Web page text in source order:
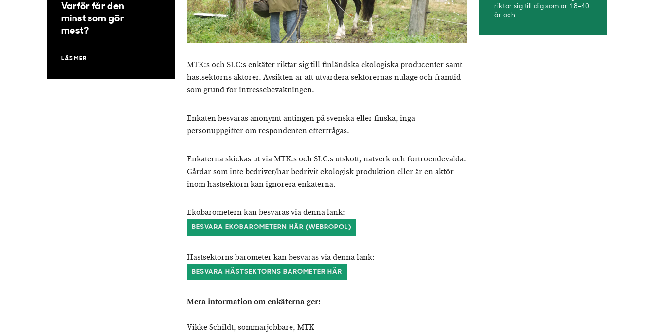
MTK:s och SLC:s enkäter riktar sig till finländska ekologiska producenter samt
hästsektorns aktörer. Avsikten är att utvärdera sektorernas nuläge och framtid
som grund för intressebevakningen.
Enkäten besvaras anonymt antingen på svenska eller finska, inga
personuppgifter om respondenten efterfrågas.
Enkäterna skickas ut via MTK:s och SLC:s utskott, nätverk och förtroendevalda.
Gårdar som inte bedriver/har bedrivit ekologisk produktion eller är en aktör
inom hästsektorn kan ignorera enkäterna.
Ekobarometern kan besvaras via denna länk:
BESVARA EKOBAROMETERN HÄR (WEBROPOL)
Hästsektorns barometer kan besvaras via denna länk:
BESVARA HÄSTSEKTORNS BAROMETER HÄR
Mera information om enkäterna ger:
Vikke Schildt, sommarjobbare, MTK
Varför får den
minst som gör
mest?
LÄS MER
riktar sig till dig som är 18–40
år och ...